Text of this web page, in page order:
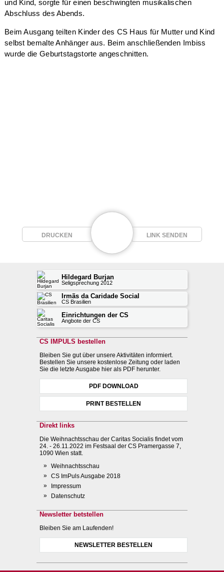
und Kind, sorgte für einen beschwingten musikalischen
Abschluss des Abends.
Beim Ausgang teilten Kinder des CS Haus für Mutter und Kind
selbst bemalte Anhänger aus. Beim anschließenden Imbiss
wurde die Geburtstagstorte angeschnitten.
DRUCKEN LINK SENDEN
Hildegard Burjan
Seligsprechung 2012
Irmãs da Caridade Social
CS Brasilien
Einrichtungen der CS
Angbote der CS
CS IMPULS bestellen
Bleiben Sie gut über unsere Aktivitäten informiert.
Bestellen Sie unsere kostenlose Zeitung oder laden
Sie die letzte Ausgabe hier als PDF herunter.
PDF DOWNLOAD
PRINT BESTELLEN
Direkt links
Die Weihnachtsschau der Caritas Socialis findet vom
24. - 26.11.2022 im Festsaal der CS Pramergasse 7,
1090 Wien statt.
Weihnachtsschau
CS ImPuls Ausgabe 2018
Impressum
Datenschutz
Newsletter betstellen
Bleiben Sie am Laufenden!
NEWSLETTER BESTELLEN